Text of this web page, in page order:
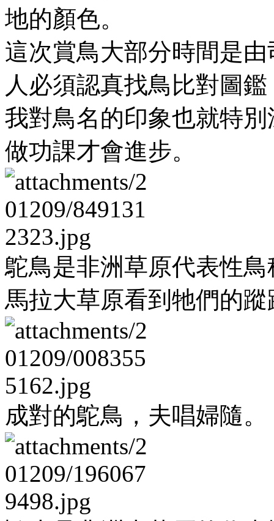
地的顏色。
這次賞鳥大部分時間是
人必須認真找鳥比對圖鑑
我對鳥名的印象也就特
做功課才會進步。
鴕鳥是非洲草原代表性
馬拉大草原看到牠們的蹤
成對的鴕鳥，夫唱婦隨。